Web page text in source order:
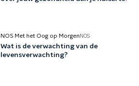
NOS Met het Oog op Morgen NOS
Wat is de verwachting van de
levensverwachting?